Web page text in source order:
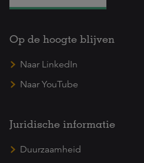
Op de hoogte blijven
Naar LinkedIn
Naar YouTube
Juridische informatie
Duurzaamheid